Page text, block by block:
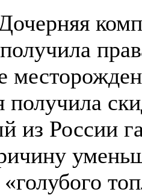
из России